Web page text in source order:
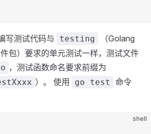
写测试代码与 testing
（Golang
包）要求的单元测试一样，测试文件
，测试函数命名要求前缀为
）。 使用 go test
命令
shell